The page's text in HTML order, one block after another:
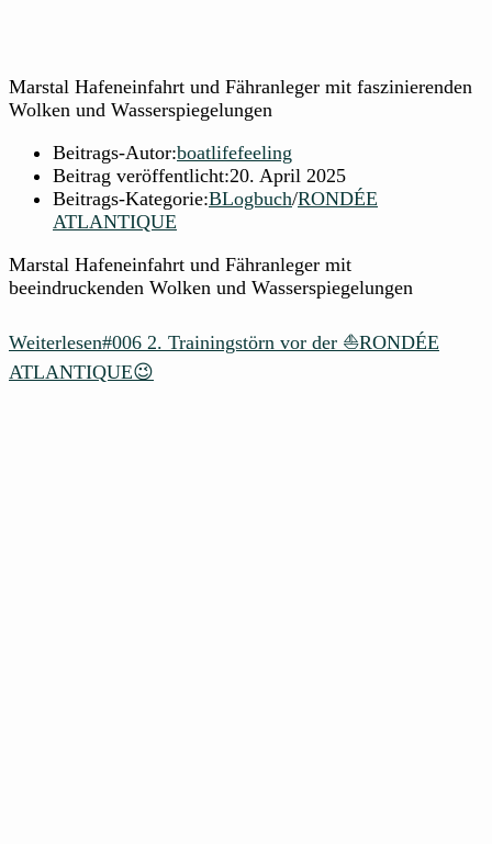
Marstal Hafeneinfahrt und Fähranleger mit faszinierenden
Wolken und Wasserspiegelungen
Beitrags-Autor:boatlifefeeling
Beitrag veröffentlicht:20. April 2025
Beitrags-Kategorie:BLogbuch/RONDÉE
ATLANTIQUE
Marstal Hafeneinfahrt und Fähranleger mit
beeindruckenden Wolken und Wasserspiegelungen
Weiterlesen#006 2. Trainingstörn vor der ⛵RONDÉE
ATLANTIQUE😉